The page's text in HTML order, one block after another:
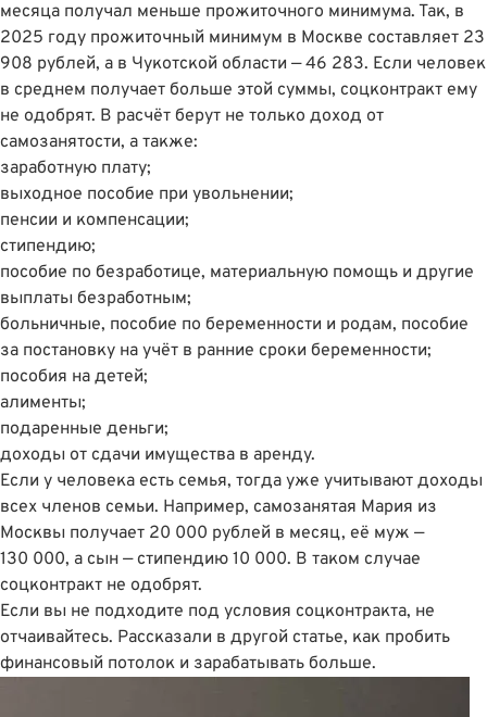
месяца получал меньше прожиточного минимума. Так, в
2025 году прожиточный минимум в Москве составляет 23
908 рублей, а в Чукотской области — 46 283. Если человек
в среднем получает больше этой суммы, соцконтракт ему
не одобрят. В расчёт берут не только доход от
самозанятости, а также:
заработную плату;
выходное пособие при увольнении;
пенсии и компенсации;
стипендию;
пособие по безработице, материальную помощь и другие
выплаты безработным;
больничные, пособие по беременности и родам, пособие
за постановку на учёт в ранние сроки беременности;
пособия на детей;
алименты;
подаренные деньги;
доходы от сдачи имущества в аренду.
Если у человека есть семья, тогда уже учитывают доходы
всех членов семьи. Например, самозанятая Мария из
Москвы получает 20 000 рублей в месяц, её муж —
130 000, а сын — стипендию 10 000. В таком случае
соцконтракт не одобрят.
Если вы не подходите под условия соцконтракта, не
отчаивайтесь. Рассказали в другой статье, как пробить
финансовый потолок и зарабатывать больше.